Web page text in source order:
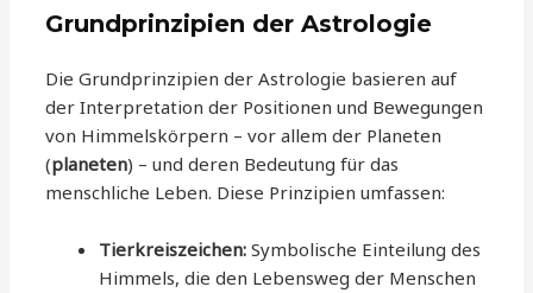
Grundprinzipien der Astrologie
Die Grundprinzipien der Astrologie basieren auf
der Interpretation der Positionen und Bewegungen
von Himmelskörpern – vor allem der Planeten
(planeten) – und deren Bedeutung für das
menschliche Leben. Diese Prinzipien umfassen:
Tierkreiszeichen: Symbolische Einteilung des
Himmels, die den Lebensweg der Menschen